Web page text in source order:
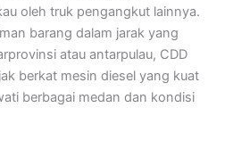
oleh truk pengangkut lainnya.
barang dalam jarak yang
atau antarpulau, CDD
berkat mesin diesel yang kuat
berbagai medan dan kondisi